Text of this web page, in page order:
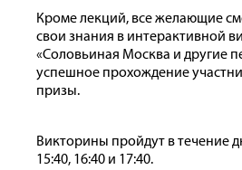
Кроме лекций, все желающие
свои знания в интерактивной
«Соловьиная Москва и другие
успешное прохождение
призы.
Викторины пройдут в течение
15:40, 16:40 и 17:40.